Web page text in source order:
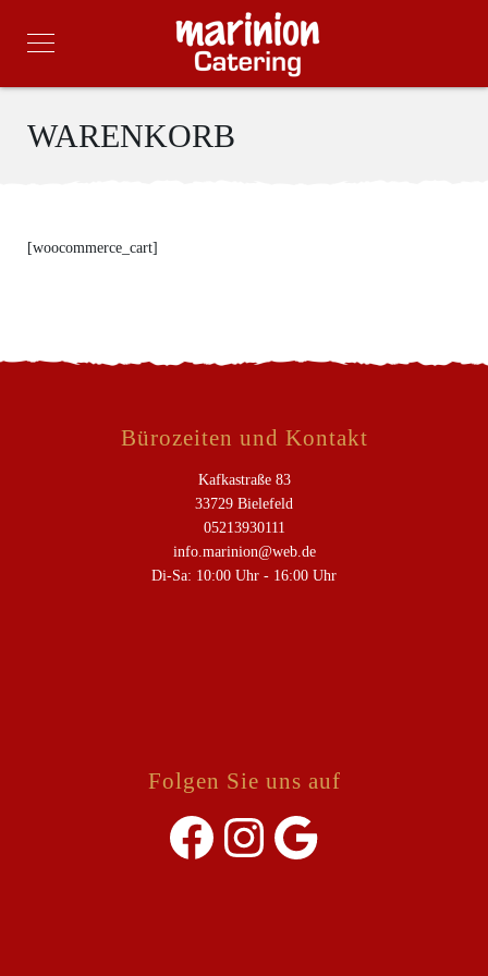
WARENKORB
[woocommerce_cart]
Bürozeiten und Kontakt
Kafkastraße 83
33729 Bielefeld
05213930111
info.marinion@web.de
Di-Sa: 10:00 Uhr - 16:00 Uhr
Folgen Sie uns auf
Facebook Instagram Google